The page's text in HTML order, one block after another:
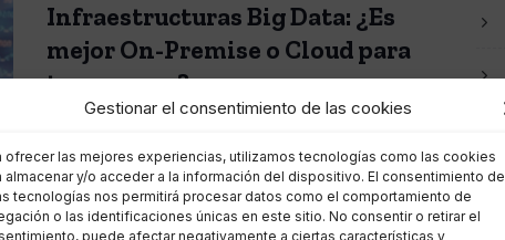
Gestionar el consentimiento de las cookies
ofrecer las mejores experiencias, utilizamos tecnologías como las cookies
almacenar y/o acceder a la información del dispositivo. El consentimiento de
tecnologías nos permitirá procesar datos como el comportamiento de
o las identificaciones únicas en este sitio. No consentir o retirar el
puede afectar negativamente a ciertas características y
Infraestructuras Big Data: ¿Es
mejor On-Premise o Cloud para
tu empresa?
Las infraestructuras Big Data son esenciales
para analizar grandes volúmenes de datos y
tomar decisiones informadas. Pero, a la hora